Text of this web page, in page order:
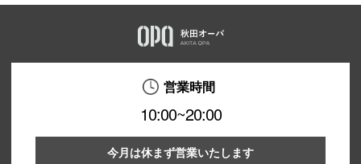
営業時間
10:00~20:00
今月は休まず営業いたします